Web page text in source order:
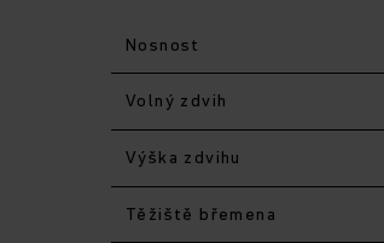
Nosnost
Volný zdvih
Výška zdvihu
Těžiště břemena